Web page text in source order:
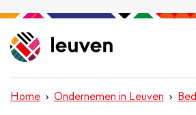
Overslaan
en
naar
inhoud
gaan
Home Ondernemen in Leuven